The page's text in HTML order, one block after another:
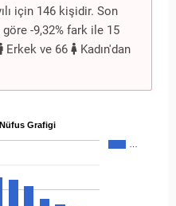
için 146 kişidir. Son
göre -9,32% fark ile 15
Erkek ve 66
Kadın'dan
Grafigi